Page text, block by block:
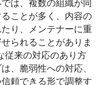
は、複数の組織が同
ことが多く、内容の
り、メンテナーに重
られ​ることがありま
来の対応のあり方
、脆弱性への対応、
頼できる形で調整す